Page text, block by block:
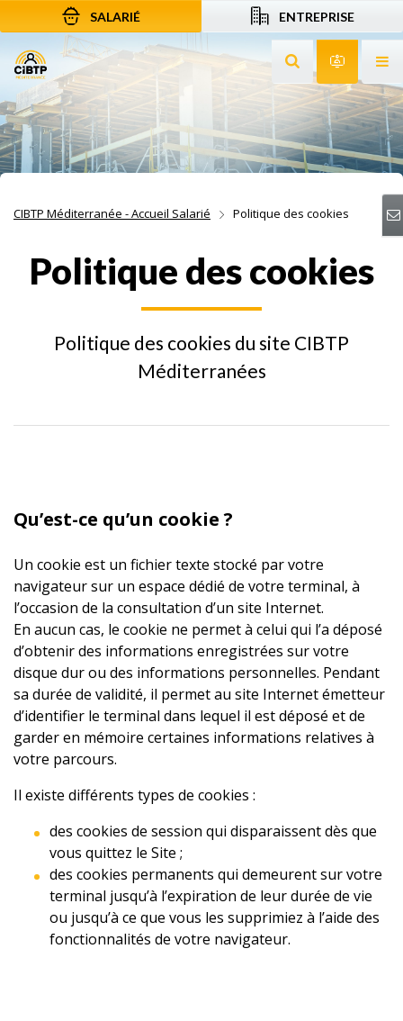
Aller au contenu
Aller à la recherche
Aller à la navigation
SALARIÉ ENTREPRISE
Rechercher sur
CIBTP Méditerranée - Accueil Salarié Politique des cookies
Politique des cookies
Politique des cookies du site CIBTP
Méditerranées
Qu’est-ce qu’un cookie ?
Un cookie est un fichier texte stocké par votre
navigateur sur un espace dédié de votre terminal, à
l’occasion de la consultation d’un site Internet.
En aucun cas, le cookie ne permet à celui qui l’a déposé
d’obtenir des informations enregistrées sur votre
disque dur ou des informations personnelles. Pendant
sa durée de validité, il permet au site Internet émetteur
d’identifier le terminal dans lequel il est déposé et de
garder en mémoire certaines informations relatives à
votre parcours.
Il existe différents types de cookies :
des cookies de session qui disparaissent dès que
vous quittez le Site ;
des cookies permanents qui demeurent sur votre
terminal jusqu’à l’expiration de leur durée de vie
ou jusqu’à ce que vous les supprimiez à l’aide des
fonctionnalités de votre navigateur.